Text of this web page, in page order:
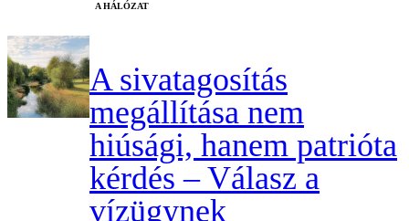
A HÁLÓZAT
A sivatagosítás
megállítása nem
hiúsági, hanem patrióta
kérdés – Válasz a
vízügynek